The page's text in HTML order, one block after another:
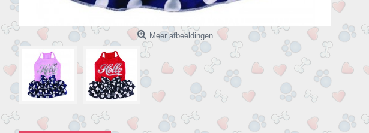
Meer afbeeldingen